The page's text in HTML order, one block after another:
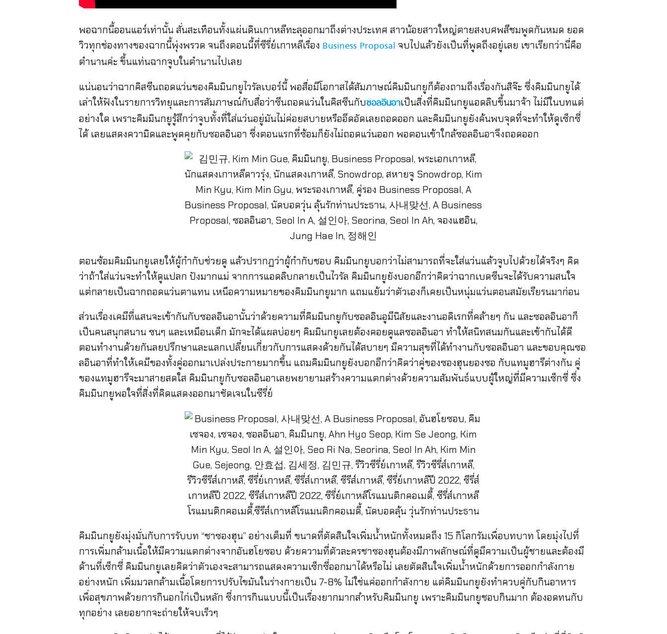
พอฉากนี้ออนแอร์เท่านั้น สั่นสะเทือนทั้งแผ่นดินเกาหลีทะลุออกมาถึงต่างประเทศ สาวน้อยสาวใหญ่ตายสงบศพสีชมพูดกันหมด ยอด
วิวทุกช่องทางของฉากนี้พุ่งพรวด จนถึงตอนนี้ที่ซีรี่ย์เกาหลีเรื่อง Business Proposal จบไปแล้วยังเป็นที่พูดถึงอยู่เลย เขาเรียกว่านี่คือ
ตำนานค่ะ ขึ้นแท่นฉากจูบในตำนานไปเลย
แน่นอนว่าฉากคิสซีนถอดแว่นของคิมมินกยูไวรัลเบอร์นี้ พอสื่อมีโอกาสได้สัมภาษณ์คิมมินกยูก็ต้องถามถึงเรื่องกันสิจ๊ะ ซึ่งคิมมินกยูได้
เล่าให้ฟังในรายการวิทยุและการสัมภาษณ์กับสื่อว่าซีนถอดแว่นในคิสซีนกับซอลอินอาเป็นสิ่งที่คิมมินกยูแอดลิบขึ้นมาจ้า ไม่มีในบทแต่
อย่างใด เพราะคิมมินกยูรู้สึกว่าจูบทั้งที่ใส่แว่นอยู่มันไม่ค่อยสบายหรืออึดอัดเลยถอดออก และคิมมินกยูยังค้นพบจุดที่จะทำให้ดูเซ็กซี่
ได้ เลยแสดงความิดและพูดคุยกับซอลอินอา ซึ่งตอนแรกที่ซ้อมก็ยังไม่ถอดแว่นออก พอตอนเข้าใกล้ซอลอินอาจึงถอดออก
ตอนซ้อมคิมมินกยูเลยให้ผู้กำกับช่วยดู แล้วปรากฏว่าผู้กำกับชอบ คิมมินกยูบอกว่าไม่สามารถที่จะใส่แว่นแล้วจูบไปด้วยได้จริงๆ คิด
ว่าถ้าใส่แว่นจะทำให้ดูแปลก ปังมากแม่ จากการแอดลิบกลายเป็นไวรัล คิมมินกยูยังบอกอีกว่าคิดว่าฉากเบดซีนจะได้รับความสนใจ
แต่กลายเป็นฉากถอดแว่นตาแทน เหนือความหมายของคิมมินกยูมาก แถมแย้มว่าตัวเองก็เคยเป็นหนุ่มแว่นตอนสมัยเรียรนมาก่อน
ส่วนเรื่องเคมีที่แสนจะเข้ากันกับซอลอินอานั้นว่าด้วยความที่คิมมินกยูกับซอลอินอูมีนิสัยและงานอดิเรกที่คล้ายๆ กัน และซอลอินอาก็
เป็นคนสนุกสนาน ซนๆ และเหมือนเด็ก มักจะได้แผลบ่อยๆ คิมมินกยูเลยต้องคอยดูแลซอลอินอา ทำให้สนิทสนมกันและเข้ากันได้ดี
ตอนทำงานด้วยกันลยปรึกษาและแลกเปลี่ยนเกี่ยวกับการแสดงด้วยกันได้สบายๆ มีความสุขที่ได้ทำงานกับซอลอินอา และขอบคุณซอ
ลอินอาที่ทำให้เคมีของทั้งคู่ออกมาเปล่งประกายมากขึ้น แถมคิมมินกยูยังบอกอีกว่าคิดว่าคู่ของซองฮุนยองซอ กับแทมูฮารีต่างกัน คู่
ของแทมูฮารีจะมาสายสดใส คิมมินกยูกับซอลอินอาเลยพยายามสร้างความแตกต่างด้วยความสัมพันธ์แบบผู้ใหญ่ที่มีความเซ็กซี่ ซึ่ง
คิมมินกยูพอใจที่สิ่งที่คิดแสดงออกมาชัดเจนในซีรี่ย์
คิมมินกยูยังมุ่งมั่นกับการรับบท “ชาซองฮุน” อย่างเต็มที่ ขนาดที่ตัดสินใจเพิ่มน้ำหนักทั้งหมดถึง 15 กิโลกรัมเพื่อบทบาท โดยมุ่งไปที่
การเพิ่มกล้ามเนื้อให้มีความแตกต่างจากอันฮโยซอบ ด้วยความที่ตัวละครชาซองฮุนต้องมีภาพลักษณ์ที่ดูมีความเป็นผู้ชายและต้องมี
ด้านที่เซ็กซี่ คิมมินกยูเลยคิดว่าตัวเองจะสามารถแสดงความเซ็กซี่ออกมาได้หรือไม่ เลยตัดสินใจเพิ่มน้ำหนักด้วยการออกกำลังกาย
อย่างหนัก เพิ่มมวลกล้ามเนื้อโดยการปรับไขมันในร่างกายเป็น 7-8% ไม่ใช่แค่ออกกำลังกาย แต่คิมมินกยูยังทำควบคู่กับกินอาหาร
เพื่อสุขภาพด้วยการกินอกไก่เป็นหลัก ซึ่งการกินแบบนี้เป็นเรื่องยากมากสำหรับคิมมินกยู เพราะคิมมินกยูชอบกินมาก ต้องอดทนกับ
ทุกอย่าง เลยอยากจะถ่ายให้จบเร็วๆ